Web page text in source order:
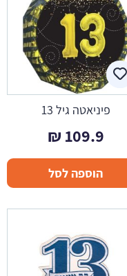
פיניאטה גיל 13
109.9
₪
הוספה לסל